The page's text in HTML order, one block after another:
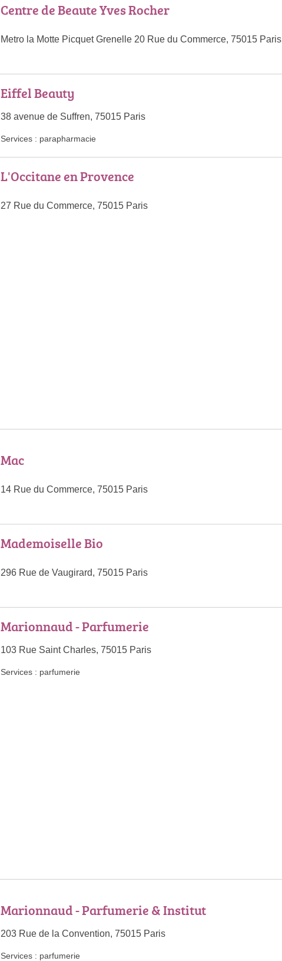
Centre de Beaute Yves Rocher
Metro la Motte Picquet Grenelle 20 Rue du Commerce, 75015 Paris
Eiffel Beauty
38 avenue de Suffren, 75015 Paris
Services : parapharmacie
L'Occitane en Provence
27 Rue du Commerce, 75015 Paris
Mac
14 Rue du Commerce, 75015 Paris
Mademoiselle Bio
296 Rue de Vaugirard, 75015 Paris
Marionnaud - Parfumerie
103 Rue Saint Charles, 75015 Paris
Services : parfumerie
Marionnaud - Parfumerie & Institut
203 Rue de la Convention, 75015 Paris
Services : parfumerie